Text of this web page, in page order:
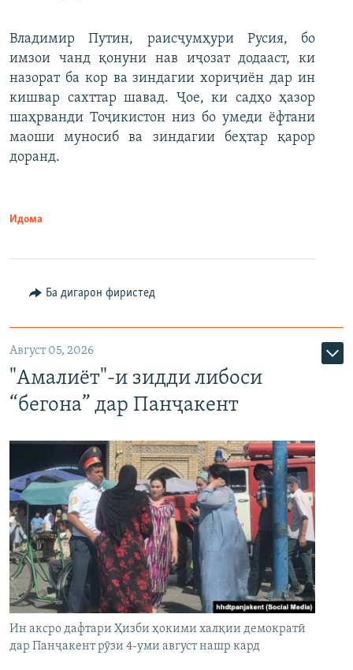
Владимир Путин, раисҷумҳури Русия, бо
имзои чанд қонуни нав иҷозат додааст, ки
назорат ба кор ва зиндагии хориҷиён дар ин
кишвар сахттар шавад. Ҷое, ки садҳо ҳазор
шаҳрванди Тоҷикистон низ бо умеди ёфтани
маоши муносиб ва зиндагии беҳтар қарор
доранд.
Идома
Ба дигарон фиристед
Август 05, 2026
"Амалиёт"-и зидди либоси
“бегона” дар Панҷакент
Ин аксро дафтари Ҳизби ҳокими халқии демократӣ
дар Панҷакент рӯзи 4-уми август нашр кард